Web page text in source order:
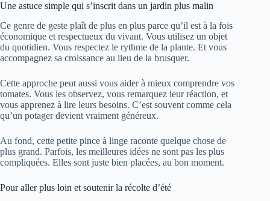
Une astuce simple qui s’inscrit dans un jardin plus malin
Ce genre de geste plaît de plus en plus parce qu’il est à la fois
économique et respectueux du vivant. Vous utilisez un objet
du quotidien. Vous respectez le rythme de la plante. Et vous
accompagnez sa croissance au lieu de la brusquer.
Cette approche peut aussi vous aider à mieux comprendre vos
tomates. Vous les observez, vous remarquez leur réaction, et
vous apprenez à lire leurs besoins. C’est souvent comme cela
qu’un potager devient vraiment généreux.
Au fond, cette petite pince à linge raconte quelque chose de
plus grand. Parfois, les meilleures idées ne sont pas les plus
compliquées. Elles sont juste bien placées, au bon moment.
Pour aller plus loin et soutenir la récolte d’été